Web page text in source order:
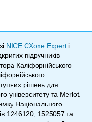
NICE CXone Expert і
підручників
Каліфорнійського
рішень для
університету та Merlot.
Національного
1246120, 1525057 та